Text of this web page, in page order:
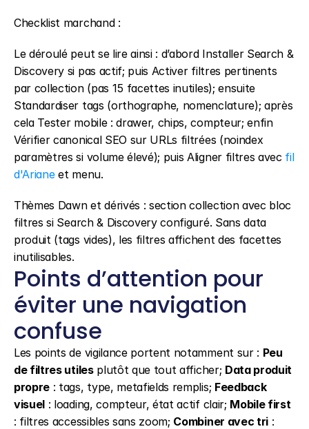
Checklist marchand :
Le déroulé peut se lire ainsi : d’abord Installer Search &
Discovery si pas actif; puis Activer filtres pertinents
par collection (pas 15 facettes inutiles); ensuite
Standardiser tags (orthographe, nomenclature); après
cela Tester mobile : drawer, chips, compteur; enfin
Vérifier canonical SEO sur URLs filtrées (noindex
paramètres si volume élevé); puis Aligner filtres avec fil
d'Ariane et menu.
Thèmes Dawn et dérivés : section collection avec bloc
filtres si Search & Discovery configuré. Sans data
produit (tags vides), les filtres affichent des facettes
inutilisables.
Points d’attention pour
éviter une navigation
confuse
Les points de vigilance portent notamment sur : Peu
de filtres utiles plutôt que tout afficher; Data produit
propre : tags, type, metafields remplis; Feedback
visuel : loading, compteur, état actif clair; Mobile first
: filtres accessibles sans zoom; Combiner avec tri :